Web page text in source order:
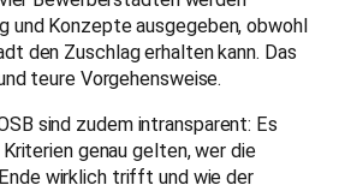
und Konzepte ausgegeben, obwohl
den Zuschlag erhalten kann. Das
teure Vorgehensweise.
sind zudem intransparent: Es
genau gelten, wer die
wirklich trifft und wie der